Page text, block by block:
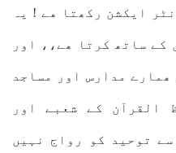
ایکشن رکھتا ھے ! یہ
کے ساتھ کرتا ھے،، اور
ھمارے مدارس اور مساجد
القرآن کے شعبے اور
توحید کو رواج نہیں